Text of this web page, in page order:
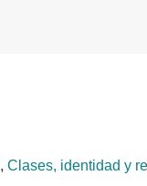
Clases, identidad y